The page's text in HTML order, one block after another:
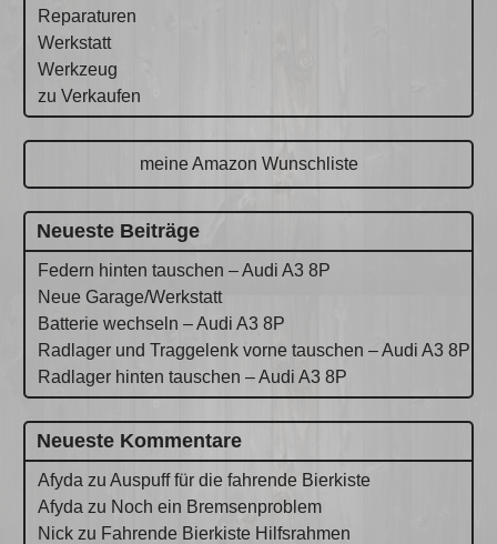
Reparaturen
Werkstatt
Werkzeug
zu Verkaufen
meine Amazon Wunschliste
Neueste Beiträge
Federn hinten tauschen – Audi A3 8P
Neue Garage/Werkstatt
Batterie wechseln – Audi A3 8P
Radlager und Traggelenk vorne tauschen – Audi A3 8P
Radlager hinten tauschen – Audi A3 8P
Neueste Kommentare
Afyda zuAuspuff für die fahrende Bierkiste
Afyda zu Noch ein Bremsenproblem
Nick zu Fahrende Bierkiste Hilfsrahmen